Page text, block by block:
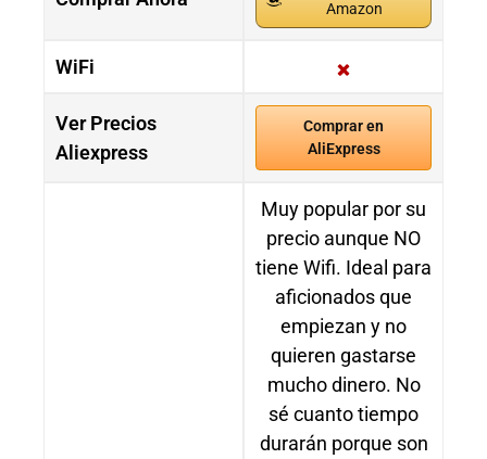
Amazon
WiFi
Ver Precios
Aliexpress
Comprar en
AliExpress
Muy popular por su
precio aunque NO
tiene Wifi. Ideal para
aficionados que
empiezan y no
quieren gastarse
mucho dinero. No
sé cuanto tiempo
durarán porque son